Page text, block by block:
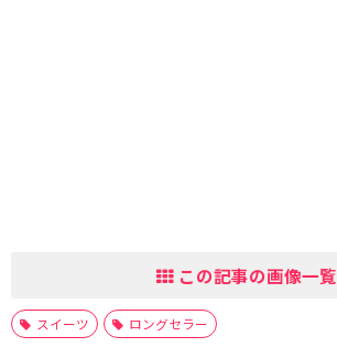
この記事の画像一覧
スイーツ ロングセラー